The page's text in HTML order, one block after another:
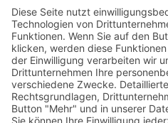
Sanftwut
academixer
Leipziger Pfeffermühle
Spielstätten
Haus Leipzig
Ticketgalerie